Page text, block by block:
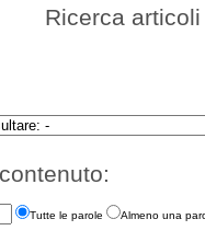
Ricerca articoli
Tutte le parole Almeno una